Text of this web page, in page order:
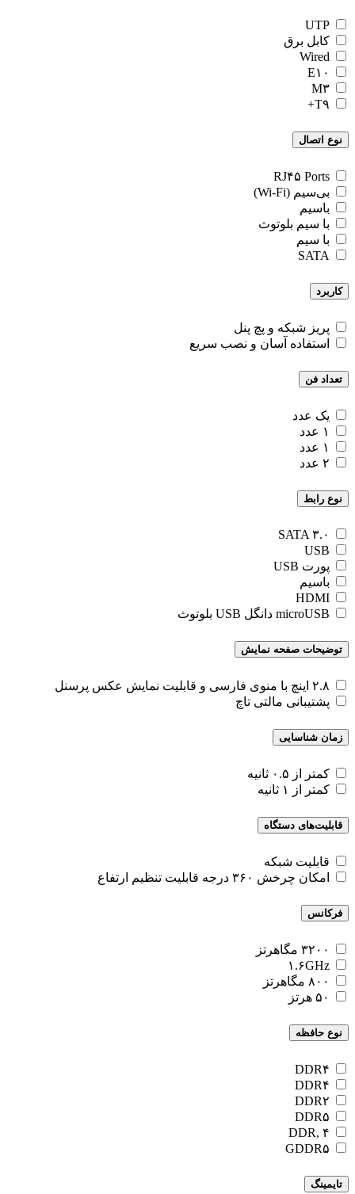
UTP
کابل برق
Wired
E۱۰
M۳
T۹+
نوع اتصال
RJ۴۵ Ports
بی‌سیم (Wi-Fi)
باسیم
با سیم بلوتوث
با سیم
SATA
کاربرد
پریز شبکه و پچ پنل
استفاده آسان و نصب سریع
تعداد فن
یک عدد
۱ عدد
۱ عدد
۲ عدد
نوع رابط
SATA ۳.۰
USB
پورت USB
با‌سیم
HDMI
microUSB دانگل USB بلوتوث
توضیحات صفحه نمایش
۲.۸ اینچ با منوی فارسی و قابلیت نمایش عکس پرسنل
پشتیبانی مالتی‌ تاچ
زمان شناسایی
کمتر از ۰.۵ ثانیه
کمتر از ۱ ثانیه
قابلیت‌های دستگاه
قابلیت شبکه
امکان چرخش ۳۶۰ درجه قابلیت تنظیم ارتفاع
فرکانس
۳۲۰۰ مگاهرتز
۱.۶GHz
۸۰۰ مگاهرتز
۵۰ هرتز
نوع حافظه
DDR۴
DDR۴
DDR۲
DDR۵
DDR, ۴
GDDR۵
تایمینگ